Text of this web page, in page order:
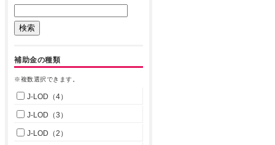
補助金の種類
※複数選択できます。
J-LOD（4）
J-LOD（3）
J-LOD（2）